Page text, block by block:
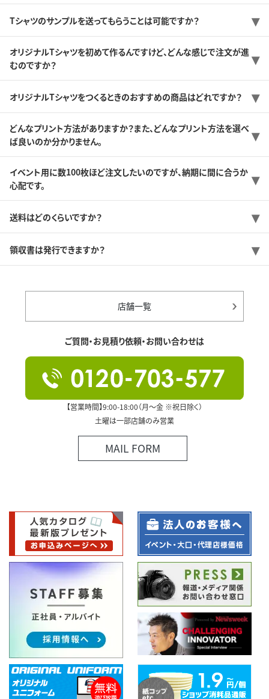
Tシャツのサンプルを送ってもらうことは可能ですか？
オリジナルTシャツを初めて作るんですけど、どんな感じで注文が進
むのですか？
オリジナルTシャツをつくるときのおすすめの商品はどれですか？
どんなプリント方法がありますか？また、どんなプリント方法を選べ
ば良いのか分かりません。
イベント用に数100枚ほど注文したいのですが、納期に間に合うか
心配です。
送料はどのくらいですか？
領収書は発行できますか？
店舗一覧
ご質問・お見積り依頼・お問い合わせは
【営業時間】9:00-18:00（月～金 ※祝日除く）
土曜は一部店舗のみ営業
MAIL FORM